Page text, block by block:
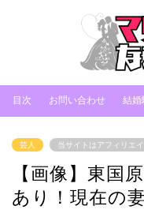
目次 お問い合わせ 結婚
芸人 当サイトはアフィリエ
【画像】東国
あり！現在の